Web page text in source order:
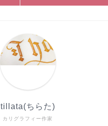
カリグラフィー作家
tillata(ちらた)